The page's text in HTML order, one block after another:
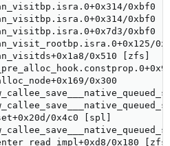
0xbf0
0xbf0
0xbf0
0x510 [zfs]
0x300
0x4c0 [spl]
0x180